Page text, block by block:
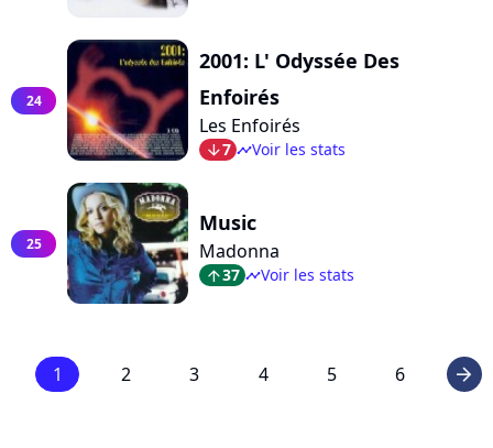
24
2001: L' Odyssée Des
Enfoirés
Les Enfoirés
arrow_bot7 timelineVoir les stats
25
Music
Madonna
arrow_top37 timelineVoir les stats
1 2 3 4 5 6 arrow_right